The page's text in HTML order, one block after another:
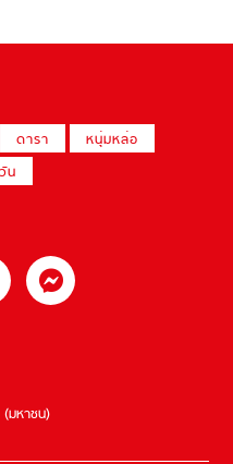
ดารา
หนุ่มหล่อ
น
(มหาชน)